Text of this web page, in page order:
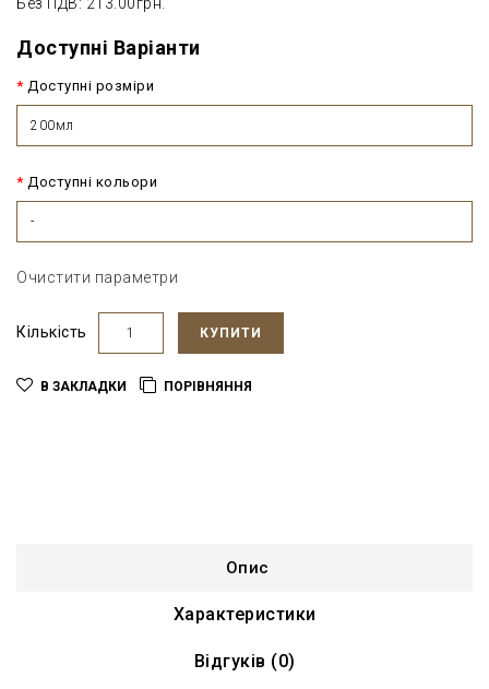
Доступні Варіанти
Доступні розміри
200мл
Доступні кольори
-
Очистити параметри
Кількість КУПИТИ
В ЗАКЛАДКИ ПОРІВНЯННЯ
Опис
Характеристики
Відгуків (0)